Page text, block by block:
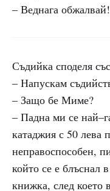
– Веднага обжалвай!
Съдийка споделя
– Напускам
– Защо бе Миме?
– Падна ми се
катаджия с 50 лева
неправоспособен,
който се е блъснал
книжка, след което